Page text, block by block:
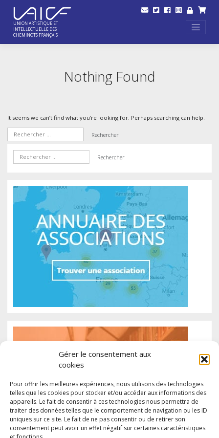
Gérer le consentement aux
cookies
Pour offrir les meilleures expériences, nous utilisons des technologies
telles que les cookies pour stocker et/ou accéder aux informations des
appareils. Le fait de consentir à ces technologies nous permettra de
traiter des données telles que le comportement de navigation ou les ID
uniques sur ce site. Le fait de ne pas consentir ou de retirer son
consentement peut avoir un effet négatif sur certaines caractéristiques
content
UNION ARTISTIQUE ET
INTELLECTUELLE DES
CHEMINOTS FRANÇAIS
Nothing Found
It seems we can’t find what you’re looking for. Perhaps searching can help.